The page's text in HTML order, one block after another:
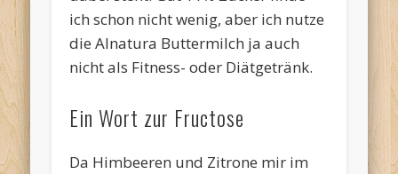
ich schon nicht wenig, aber ich nutze
die Alnatura Buttermilch ja auch
nicht als Fitness- oder Diätgetränk.
Ein Wort zur Fructose
Da Himbeeren und Zitrone mir im